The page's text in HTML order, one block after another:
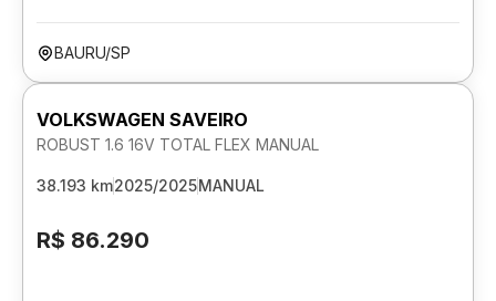
BAURU/SP
VOLKSWAGEN SAVEIRO
ROBUST 1.6 16V TOTAL FLEX MANUAL
38.193 km2025/2025MANUAL
R$ 86.290